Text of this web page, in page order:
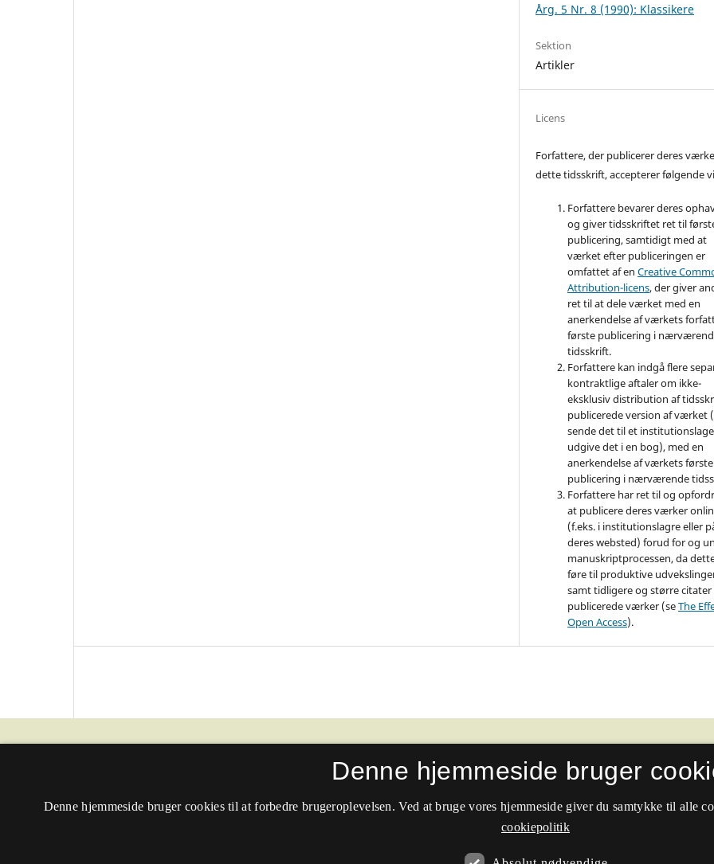
Årg. 5 Nr. 8 (1990): Klassikere
Sektion
Artikler
Licens
Forfattere, der publicerer deres
dette tidsskrift, accepterer følgende
Forfattere bevarer deres
og giver tidsskriftet ret til
publicering, samtidigt med at
værket efter publiceringen er
omfattet af enCreative
Attribution-licens, der giver
ret til at dele værket med en
anerkendelse af værkets
første publicering i
tidsskrift.
Forfattere kan indgå flere
kontraktlige aftaler om ikke-
eksklusiv distribution af
publicerede version af værket
sende det til et
udgive det i en bog), med en
anerkendelse af værkets første
publicering i nærværende
Forfattere har ret til og
at publicere deres værker
(f.eks. i institutionslagre eller
deres websted) forud for og
manuskriptprocessen, da
føre til produktive
samt tidligere og større citater
publicerede værker (seThe
Open Access).
Passage - Tidsskrift for litteratur og kritik
ISSN 1904-7797 (Online)
Denne hjemmeside bruger
Denne hjemmeside bruger cookies til at forbedre brugeroplevelsen. Ved at bruge vores hjemmeside giver du samtykke til alle
cookiepolitik